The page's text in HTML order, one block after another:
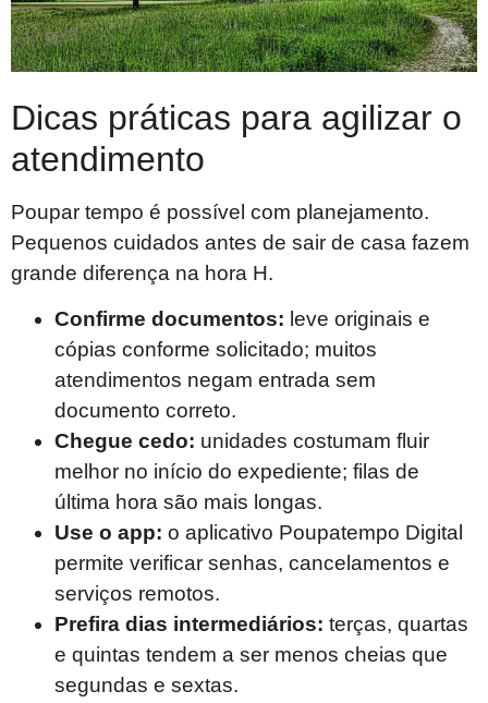
Dicas práticas para agilizar o
atendimento
Poupar tempo é possível com planejamento.
Pequenos cuidados antes de sair de casa fazem
grande diferença na hora H.
Confirme documentos: leve originais e
cópias conforme solicitado; muitos
atendimentos negam entrada sem
documento correto.
Chegue cedo: unidades costumam fluir
melhor no início do expediente; filas de
última hora são mais longas.
Use o app: o aplicativo Poupatempo Digital
permite verificar senhas, cancelamentos e
serviços remotos.
Prefira dias intermediários: terças, quartas
e quintas tendem a ser menos cheias que
segundas e sextas.